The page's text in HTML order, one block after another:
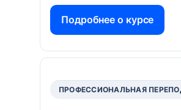
Подробнее о курсе
ПРОФЕССИОНАЛЬНАЯ